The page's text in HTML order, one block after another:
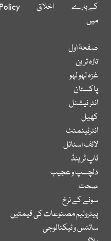
کے بارے
میں
اخلاق
Policy
صفحۂ اول
تازہ ترین
غزہ لہو لہو
پاکستان
انٹر نیشنل
کھیل
انٹرٹینمنٹ
لائف اسٹائل
ٹاپ ٹرینڈ
دلچسپ و عجیب
صحت
سونے کے نرخ
پیٹرولیم مصنوعات کی قیمتیں
سائنس و ٹیکنالوجی